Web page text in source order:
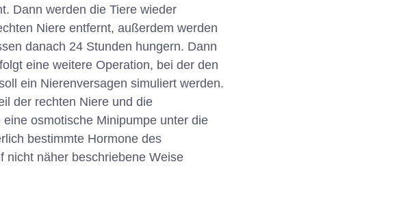
Dann werden die Tiere wieder
Niere entfernt, außerdem werden
danach 24 Stunden hungern. Dann
eine weitere Operation, bei der den
ein Nierenversagen simuliert werden.
der rechten Niere und die
osmotische Minipumpe unter die
bestimmte Hormone des
nicht näher beschriebene Weise